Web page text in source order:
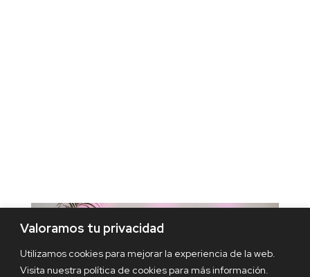
Valoramos tu privacidad
Utilizamos cookies para mejorar la experiencia de la web.
Visita nuestra política de cookies para más información.